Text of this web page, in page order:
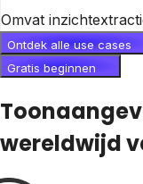
Omvat
Ontdek alle use cases
Gratis beginnen
wereldwijd